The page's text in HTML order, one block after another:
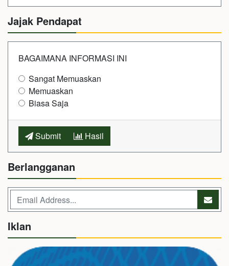
Jajak Pendapat
BAGAIMANA INFORMASI INI
Sangat Memuaskan
Memuaskan
Biasa Saja
Submit Hasil
Berlangganan
Iklan